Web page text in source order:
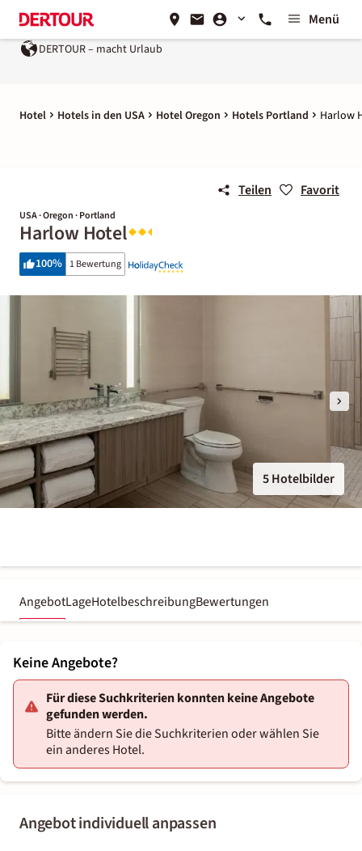
Menü
DERTOUR – macht Urlaub
Hotel Hotels in den USA Hotel Oregon Hotels Portland Harlow
Teilen Favorit
USA · Oregon · Portland
Harlow Hotel
100% 1 Bewertung
5 Hotelbilder
AngebotLageHotelbeschreibungBewertungen
Angebot individuell anpassen
Keine Angebote?
Für diese Suchkriterien konnten keine Angebote
gefunden werden.
Bitte ändern Sie die Suchkriterien oder wählen Sie
ein anderes Hotel.